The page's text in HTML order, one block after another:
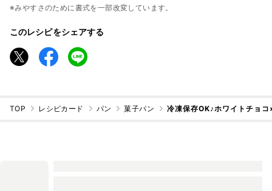
※みやすさのために書式を一部改変しています。
このレシピをシェアする
TOP レシピカード パン 菓子パン 冷凍保存OK♪ホワイトチョ